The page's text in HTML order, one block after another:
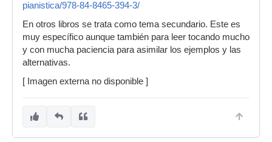
pianistica/978-84-8465-394-3/
En otros libros se trata como tema secundario. Este es
muy específico aunque también para leer tocando mucho
y con mucha paciencia para asimilar los ejemplos y las
alternativas.
[ Imagen externa no disponible ]